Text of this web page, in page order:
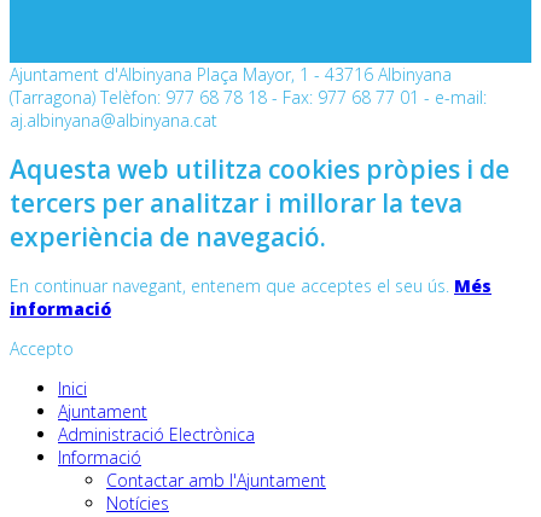
Ajuntament d'Albinyana Plaça Mayor, 1 - 43716 Albinyana
(Tarragona) Telèfon: 977 68 78 18 - Fax: 977 68 77 01 - e-mail:
aj.albinyana@albinyana.cat
Aquesta web utilitza cookies pròpies i de
tercers per analitzar i millorar la teva
experiència de navegació.
En continuar navegant, entenem que acceptes el seu ús. Més
informació
Accepto
Inici
Ajuntament
Administració Electrònica
Informació
Contactar amb l'Ajuntament
Notícies